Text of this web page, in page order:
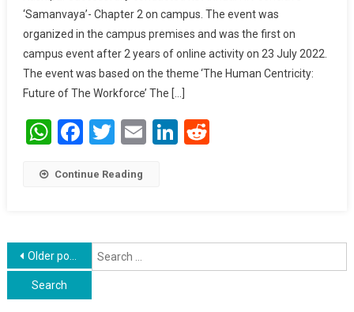
”Samanvaya”
‘Samanvaya’- Chapter 2 on campus. The event was
organized in the campus premises and was the first on
campus event after 2 years of online activity on 23 July 2022.
The event was based on the theme ‘The Human Centricity:
Future of The Workforce’ The […]
WhatsApp
Facebook
Twitter
EmailLinkedIn
Reddit
Continue Reading
Posts navigation
Older posts